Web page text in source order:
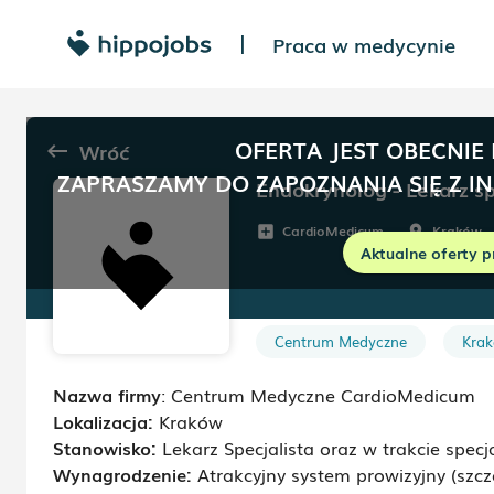
| Praca w medycynie
OFERTA JEST
ZAPRASZAMY DO ZAPOZNANIA SIĘ Z
Aktualne oferty
keyboard_backspace Wróć
Endokrynolog - Lekarz
add_box CardioMedicum room Kraków
Centrum Medyczne
Nazwa firmy: Centrum Medyczne CardioMedicum
Lokalizacja: Kraków
Stanowisko: Lekarz Specjalista oraz w trakcie
Wynagrodzenie: Atrakcyjny system prowizyjny